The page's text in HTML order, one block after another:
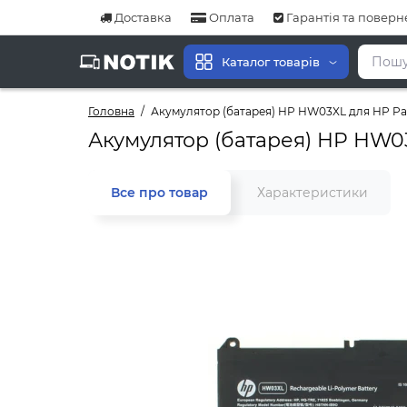
Доставка Оплата Гарантія та
Каталог товарів
Головна Акумулятор (батарея) HP HW03XL для HP
Акумулятор (батарея) HP
Все про товар Характеристики